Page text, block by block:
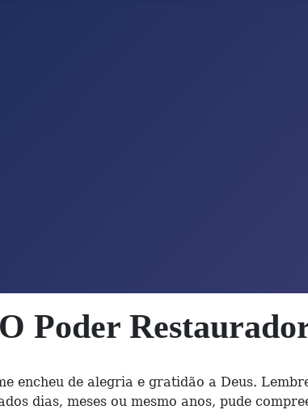
Poder
encheu de alegria e gratidão a Deus.
dias, meses ou mesmo anos, pude